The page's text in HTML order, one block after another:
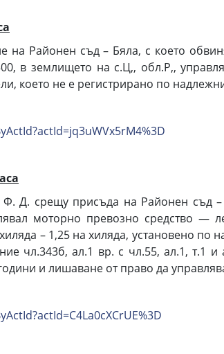
на Районен съд – Бяла, с което
в землището на с.Ц,, обл.Р,,
което не е регистрирано по
Д. срещу присъда на Районен съд
моторно превозно средство
– 1,25 на хиляда, установено
чл.343б, ал.1 вр. с чл.55, ал.1, т.1
и лишаване от право да